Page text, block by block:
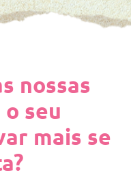
nossas
seu
mais se